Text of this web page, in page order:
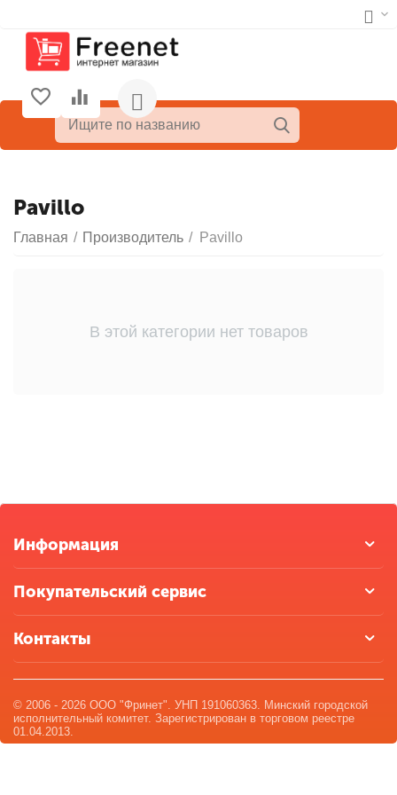
Pavillo
Главная / Производитель / Pavillo
В этой категории нет товаров
Информация
Покупательский сервис
Контакты
© 2006 - 2026 ООО "Фринет". УНП 191060363. Минский городской
исполнительный комитет. Зарегистрирован в торговом реестре
01.04.2013.